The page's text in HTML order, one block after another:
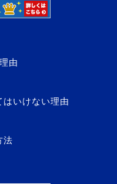
由
いけない理由
法